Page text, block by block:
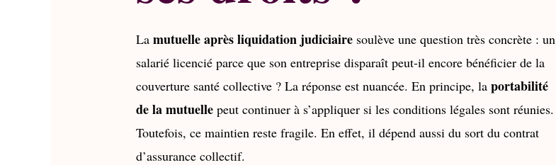
Lamutuelle après liquidation judiciaire soulève une question très concrète : un
salarié licencié parce que son entreprise disparaît peut-il encore bénéficier de la
couverture santé collective ? La réponse est nuancée. En principe, laportabilité
de la mutuelle peut continuer à s’appliquer si les conditions légales sont réunies.
Toutefois, ce maintien reste fragile. En effet, il dépend aussi du sort du contrat
d’assurance collectif.